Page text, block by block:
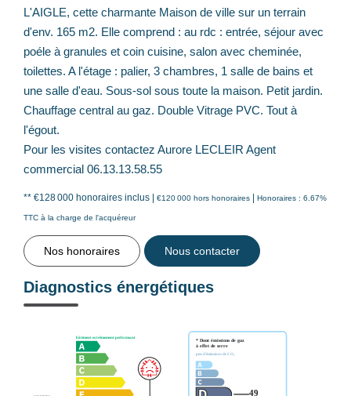
L'AIGLE, cette charmante Maison de ville sur un terrain
d'env. 165 m2. Elle comprend : au rdc : entrée, séjour avec
poéle à granules et coin cuisine, salon avec cheminée,
toilettes. A l'étage : palier, 3 chambres, 1 salle de bains et
une salle d'eau. Sous-sol sous toute la maison. Petit jardin.
Chauffage central au gaz. Double Vitrage PVC. Tout à
l'égout.
Pour les visites contactez Aurore LECLEIR Agent
commercial 06.13.13.58.55
** €128 000 honoraires inclus | €120 000 hors honoraires | Honoraires : 6.67%
TTC à la charge de l'acquéreur
Nos honoraires Nous contacter
Diagnostics énergétiques